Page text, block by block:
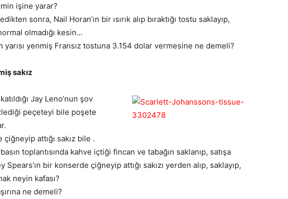
işine yarar?
sonra, Nail Horan’ın bir ısırık alıp bıraktığı tostu saklayıp,
olmadığı kesin…
yenmiş Fransız tostuna 3.154 dolar vermesine ne demeli?
sakız
Jay Leno’nun şov
peçeteyi bile poşete
attığı sakız bile .
basın toplantısında kahve içtiği fincan ve tabağın saklanıp, satışa
Spears’ın bir konserde çiğneyip attığı sakızı yerden alıp, saklayıp,
neyin kafası?
ne demeli?